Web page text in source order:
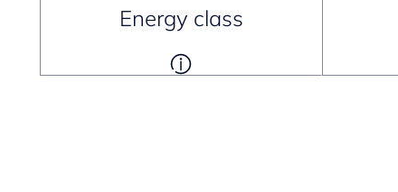
Energy class